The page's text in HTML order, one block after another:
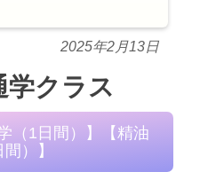
2025年2月13日
学クラス
（1日間）】【精油
）】